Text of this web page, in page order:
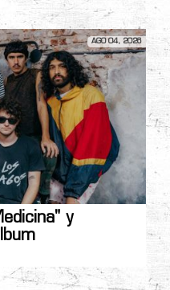
AGO 04, 2026
y